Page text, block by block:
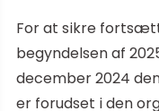
For at sikre
begyndelsen af
december 2024
er forudset i den